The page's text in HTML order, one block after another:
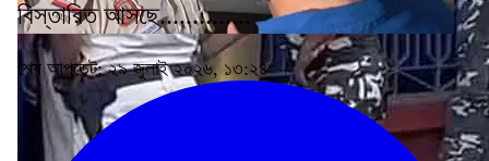
বিস্তারিত আসছে..............
শেষ আপডেট: ২৯ জুলাই ২০২৬, ১৩:২৪